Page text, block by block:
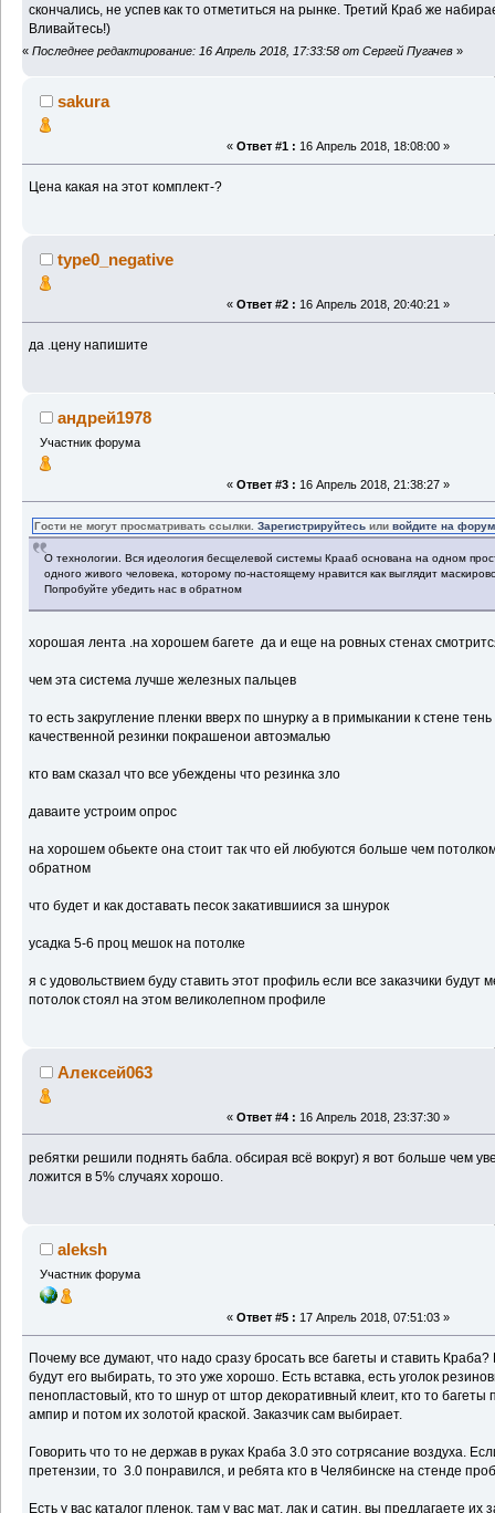
скончались, не успев как то отметиться на рынке. Третий Краб же
Вливайтесь!)
« Последнее редактирование: 16 Апрель 2018, 17:33:58 от Сергей Пугачев »
sakura
« Ответ #1 : 16 Апрель 2018, 18:08:00 »
Цена какая на этот комплект-?
type0_negative
« Ответ #2 : 16 Апрель 2018, 20:40:21 »
да .цену напишите
андрей1978
Участник форума
« Ответ #3 : 16 Апрель 2018, 21:38:27 »
Гости не могут просматривать ссылки.Зарегистрируйтесь иливойдите на форум
О технологии. Вся идеология бесщелевой системы Крааб основана на одном
одного живого человека, которому по-настоящему нравится как выглядит
Попробуйте убедить нас в обратном
хорошая лента .на хорошем багете да и еще на ровных стенах
чем эта система лучше железных пальцев
то есть закругление пленки вверх по шнурку а в примыкании к стене
качественной резинки покрашенои автоэмалью
кто вам сказал что все убеждены что резинка зло
даваите устроим опрос
на хорошем обьекте она стоит так что ей любуются больше чем
обратном
что будет и как доставать песок закатившиися за шнурок
усадка 5-6 проц мешок на потолке
я с удовольствием буду ставить этот профиль если все заказчики будут
потолок стоял на этом великолепном профиле
Алексей063
« Ответ #4 : 16 Апрель 2018, 23:37:30 »
ребятки решили поднять бабла. обсирая всё вокруг) я вот больше чем
ложится в 5% случаях хорошо.
aleksh
Участник форума
« Ответ #5 : 17 Апрель 2018, 07:51:03 »
Почему все думают, что надо сразу бросать все багеты и ставить Краба?
будут его выбирать, то это уже хорошо. Есть вставка, есть уголок
пенопластовый, кто то шнур от штор декоративный клеит, кто то багеты
ампир и потом их золотой краской. Заказчик сам выбирает.
Говорить что то не держав в руках Краба 3.0 это сотрясание воздуха.
претензии, то 3.0 понравился, и ребята кто в Челябинске на стенде
Есть у вас каталог пленок, там у вас мат, лак и сатин, вы предлагаете их